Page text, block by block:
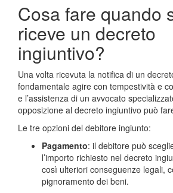
Cosa fare quando
riceve un decreto
ingiuntivo?
Una volta ricevuta la notifica di un
fondamentale agire con tempestività e
e l’assistenza di un avvocato
opposizione al decreto ingiuntivo può
Le tre opzioni del debitore ingiunto:
Pagamento: il debitore può
l’importo richiesto nel decreto
così ulteriori conseguenze legali,
pignoramento dei beni.